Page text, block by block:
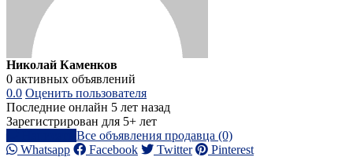
Николай Каменков
0 активных объявлений
0.0 Оценить пользователя
Последние онлайн 5 лет назад
Зарегистрирован для 5+ лет
Все объявления продавца (0)
Whatsapp
Facebook Twitter Pinterest